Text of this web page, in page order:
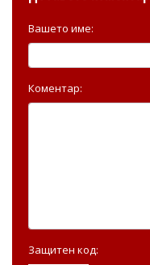
Вашето име:
Коментар:
Защитен код: